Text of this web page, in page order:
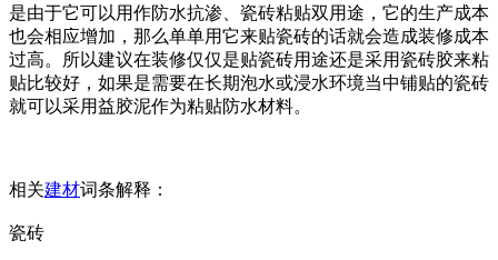
是由于它可以用作防水抗渗、瓷砖粘贴双用途，它的生产成本
也会相应增加，那么单单用它来贴瓷砖的话就会造成装修成本
过高。所以建议在装修仅仅是贴瓷砖用途还是采用瓷砖胶来粘
贴比较好，如果是需要在长期泡水或浸水环境当中铺贴的瓷砖
就可以采用益胶泥作为粘贴防水材料。
相关建材词条解释：
瓷砖